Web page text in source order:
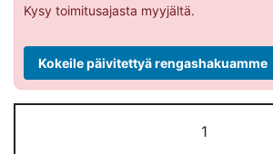
Kysy toimitusajasta myyjältä.
Kokeile päivitettyä rengashakuamme
Eagle